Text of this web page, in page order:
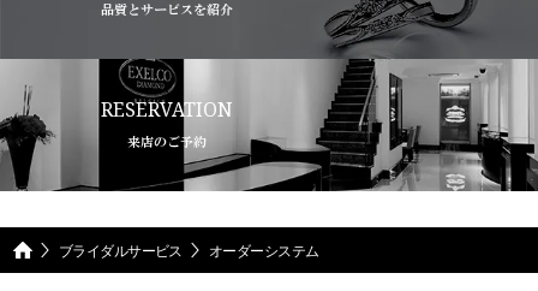
品質とサービスを紹介
RESERVATION
来店のご予約
ブライダルサービス オーダーシステム